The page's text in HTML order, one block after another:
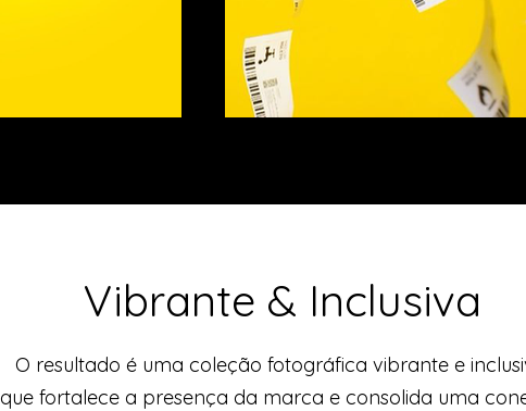
Vibrante & Inclusiva
O resultado é uma coleção fotográfica vibrante e
que fortalece a presença da marca e consolida uma